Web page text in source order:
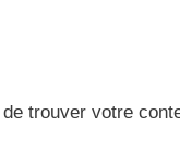
trouver votre